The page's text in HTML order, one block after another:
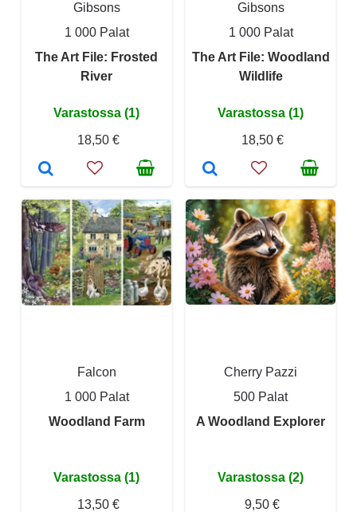
Gibsons
1 000 Palat
The Art File: Frosted
River
Varastossa (1)
18,50 €
Gibsons
1 000 Palat
The Art File: Woodland
Wildlife
Varastossa (1)
18,50 €
Falcon
1 000 Palat
Woodland Farm
Varastossa (1)
13,50 €
Cherry Pazzi
500 Palat
A Woodland Explorer
Varastossa (2)
9,50 €